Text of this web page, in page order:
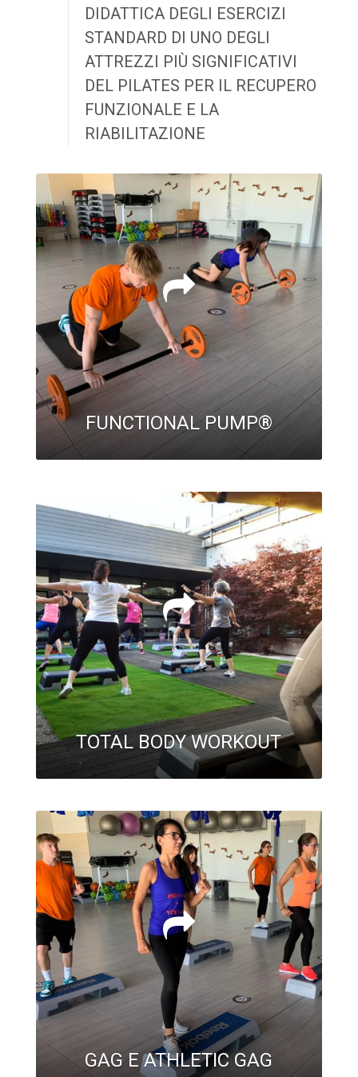
DIDATTICA DEGLI ESERCIZI
STANDARD DI UNO DEGLI
ATTREZZI PIÙ SIGNIFICATIVI
DEL PILATES PER IL RECUPERO
FUNZIONALE E LA
RIABILITAZIONE
FUNCTIONAL PUMP®
TOTAL BODY WORKOUT
GAG E ATHLETIC GAG